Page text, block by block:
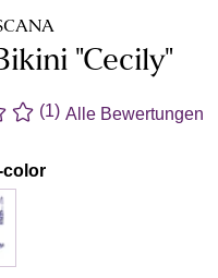
"Cecily"
(1) Alle Bewertungen
color